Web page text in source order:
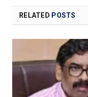
RELATED POSTS